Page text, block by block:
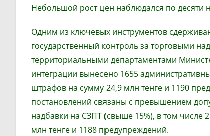
Небольшой рост цен наблюдался по десяти
Одним из ключевых инструментов
государственный контроль за торговыми
территориальными департаментами
интеграции вынесено 1655
штрафов на сумму 24,9 млн тенге и 1190
постановлений связаны с превышением
надбавки на СЗПТ (свыше 15%), в том числе
млн тенге и 1188 предупреждений.